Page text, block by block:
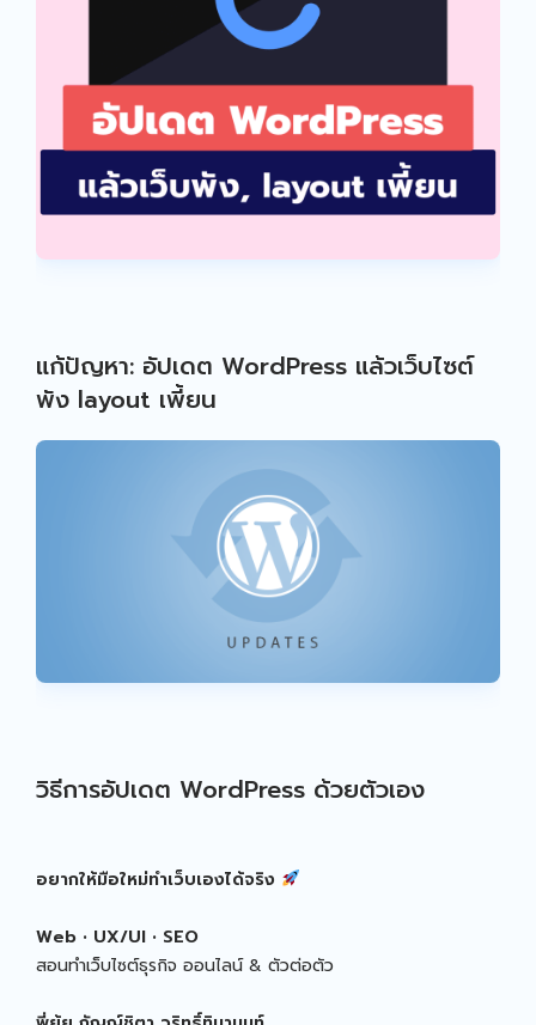
แก้ปัญหา: อัปเดต WordPress แล้วเว็บไซต์
พัง layout เพี้ยน
วิธีการอัปเดต WordPress ด้วยตัวเอง
อยากให้มือใหม่ทำเว็บเองได้จริง
Web • UX/UI • SEO
สอนทำเว็บไซต์ธุรกิจ ออนไลน์ & ตัวต่อตัว